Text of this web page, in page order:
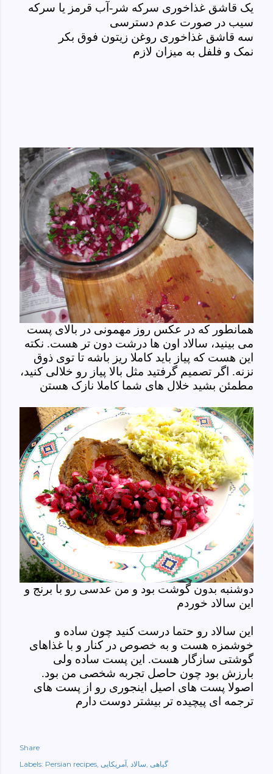
یک قاشق غذاخوری سرکه شر-آب قرمز یا سرکه
سیب در صورت عدم دسترسی
سه قاشق غذاخوری روغن زیتون فوق بکر
نمک و فلفل به میزان لازم
همانطور که در عکس روز مهمونی در بالای پست
می بینید، سالاد اون ها درشت دون تر هست. نکته
این هست که پیاز باید کاملا ریز باشه تا توی ذوق
نزنه. اگر تصمیم گرفتید مثل بالا پیاز رو خلالی کنید،
مطمئن بشید خلال های شما کاملا نازک هستن
دوشنبه بدون گوشت بود و من عدسی رو با برنج و
این سالاد خوردم
این سالاد رو حتما درست کنید چون ساده و
خوشمزه هست و به خصوص در کنار و با غذاهای
گوشتی سازگار هست. این پست ساده ولی
بارزش بود چون حاصل تجربه شخصی من بود.
اصولا پست های اصیل اینجوری رو از پست های
ترجمه ای پیچیده تر بیشتر دوست دارم
Share
Labels: Persian recipes آمریکایی سالاد گیاهی